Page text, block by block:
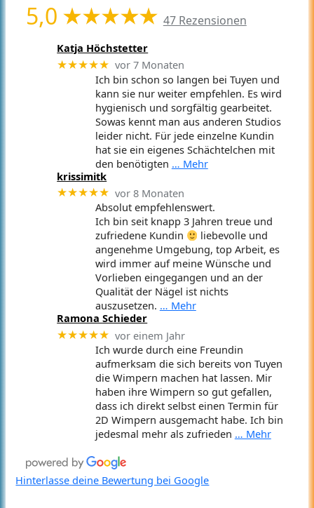
5,0 47 Rezensionen
Katja Höchstetter
★★★★★ vor 7 Monaten
Ich bin schon so langen bei Tuyen und
kann sie nur weiter empfehlen. Es wird
hygienisch und sorgfältig gearbeitet.
Sowas kennt man aus anderen Studios
leider nicht. Für jede einzelne Kundin
hat sie ein eigenes Schächtelchen mit
den benötigten … Mehr
krissimitk
★★★★★ vor 8 Monaten
Absolut empfehlenswert.
Ich bin seit knapp 3 Jahren treue und
zufriedene Kundin
liebevolle und
angenehme Umgebung, top Arbeit, es
wird immer auf meine Wünsche und
Vorlieben eingegangen und an der
Qualität der Nägel ist nichts
auszusetzen. … Mehr
Ramona Schieder
★★★★★ vor einem Jahr
Ich wurde durch eine Freundin
aufmerksam die sich bereits von Tuyen
die Wimpern machen hat lassen. Mir
haben ihre Wimpern so gut gefallen,
dass ich direkt selbst einen Termin für
2D Wimpern ausgemacht habe. Ich bin
jedesmal mehr als zufrieden … Mehr
Hinterlasse deine Bewertung bei Google